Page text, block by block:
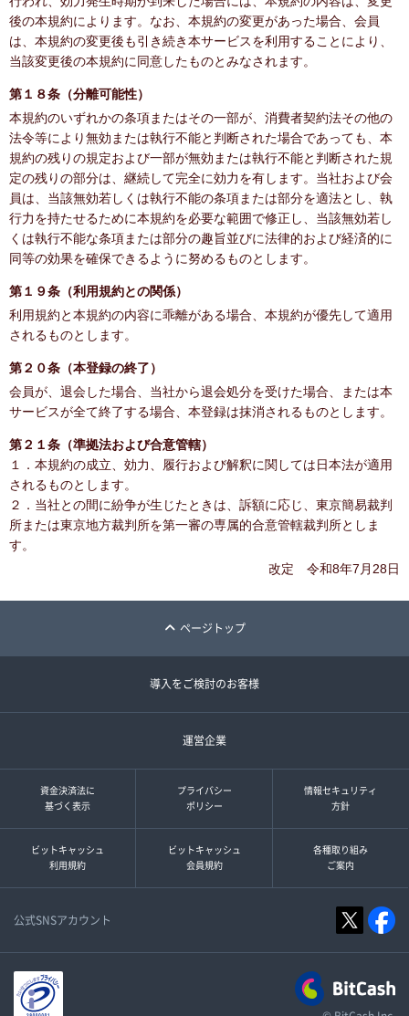
後の本規約によります。なお、本規約の変更があった場合、会員
は、本規約の変更後も引き続き本サービスを利用することにより、
当該変更後の本規約に同意したものとみなされます。
第１８条（分離可能性）
本規約のいずれかの条項またはその一部が、消費者契約法その他の
法令等により無効または執行不能と判断された場合であっても、本
規約の残りの規定および一部が無効または執行不能と判断された規
定の残りの部分は、継続して完全に効力を有します。当社および会
員は、当該無効若しくは執行不能の条項または部分を適法とし、執
行力を持たせるために本規約を必要な範囲で修正し、当該無効若し
くは執行不能な条項または部分の趣旨並びに法律的および経済的に
同等の効果を確保できるように努めるものとします。
第１９条（利用規約との関係）
利用規約と本規約の内容に乖離がある場合、本規約が優先して適用
されるものとします。
第２０条（本登録の終了）
会員が、退会した場合、当社から退会処分を受けた場合、または本
サービスが全て終了する場合、本登録は抹消されるものとします。
第２１条（準拠法および合意管轄）
１．本規約の成立、効力、履行および解釈に関しては日本法が適用
されるものとします。
２．当社との間に紛争が生じたときは、訴額に応じ、東京簡易裁判
所または東京地方裁判所を第一審の専属的合意管轄裁判所としま
す。
改定 令和8年7月28日
ページトップ
導入をご検討のお客様
運営企業
資金決済法に
基づく表示
プライバシー
ポリシー
情報セキュリティ
方針
ビットキャッシュ
利用規約
ビットキャッシュ
会員規約
各種取り組み
ご案内
公式SNSアカウント